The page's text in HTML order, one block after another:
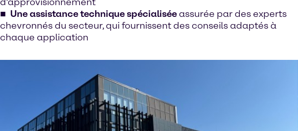
Une assistance technique spécialiséeassurée par des experts
chevronnés du secteur, qui fournissent des conseils adaptés à
chaque application